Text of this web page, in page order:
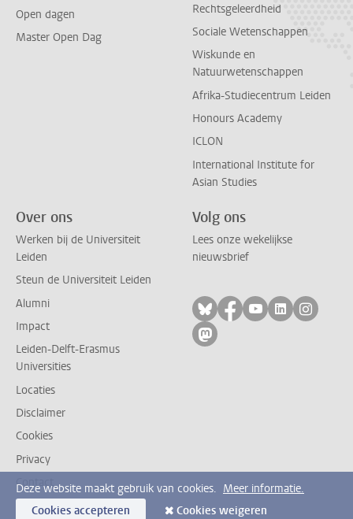
Open dagen
Master Open Dag
Rechtsgeleerdheid
Sociale Wetenschappen
Wiskunde en
Natuurwetenschappen
Afrika-Studiecentrum Leiden
Honours Academy
ICLON
International Institute for
Asian Studies
Over ons
Werken bij de Universiteit
Leiden
Steun de Universiteit Leiden
Alumni
Impact
Leiden-Delft-Erasmus
Universities
Locaties
Disclaimer
Cookies
Privacy
Contact
Volg ons
Lees onze wekelijkse
nieuwsbrief
Volg ons op bluesky
Volg ons op
Volg ons op
Volg ons
Volg
Volg ons op mastodon
Deze website maakt gebruik van cookies. Meer informatie.
Cookies accepteren
Cookies weigeren